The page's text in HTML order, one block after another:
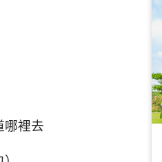
哪裡去